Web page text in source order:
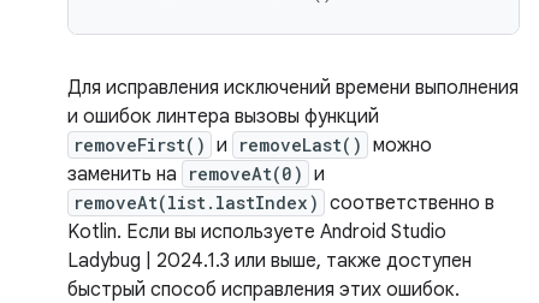
Для исправления исключений времени выполнения
и ошибок линтера вызовы функций
removeFirst() и removeLast() можно
заменить на
removeAt(0) и
removeAt(list.lastIndex) соответственно в
Kotlin. Если вы используете Android Studio
Ladybug | 2024.1.3 или выше, также доступен
быстрый способ исправления этих ошибок.